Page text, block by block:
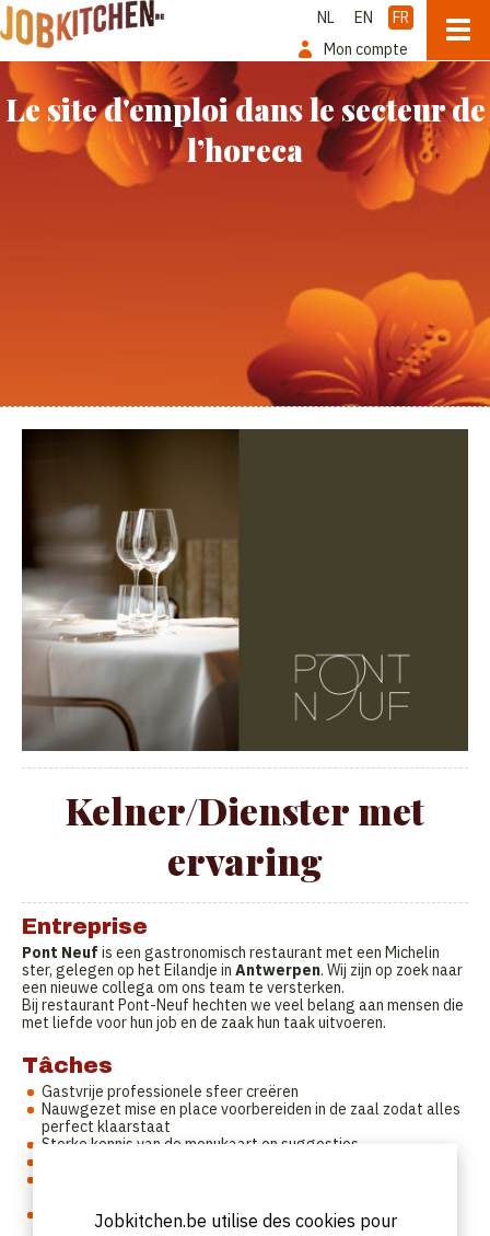
NL EN
FR
Mon compte
Le site d'emploi dans le secteur de
l’horeca
Kelner/Dienster met
ervaring
Entreprise
Pont Neuf is een gastronomisch restaurant met een Michelin
ster, gelegen op het Eilandje in Antwerpen. Wij zijn op zoek naar
een nieuwe collega om ons team te versterken.
Bij restaurant Pont-Neuf hechten we veel belang aan mensen die
met liefde voor hun job en de zaak hun taak uitvoeren.
Tâches
Gastvrije professionele sfeer creëren
Nauwgezet mise en place voorbereiden in de zaal zodat alles
perfect klaarstaat
Sterke kennis van de menukaart en suggesties
Wijnkennis is een plus
Jobkitchen.be utilise des cookies pour